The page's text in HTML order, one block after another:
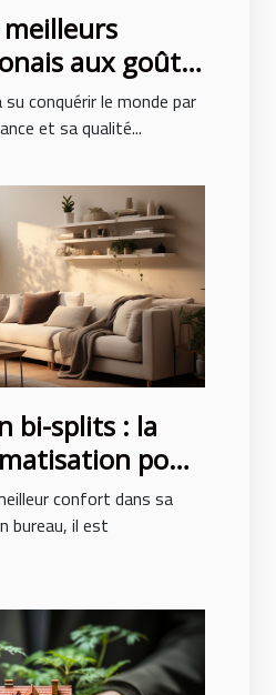
meilleurs
aux goûts
conquérir le monde par
et sa qualité...
bi-splits : la
pour
pièces
confort dans sa
bureau, il est